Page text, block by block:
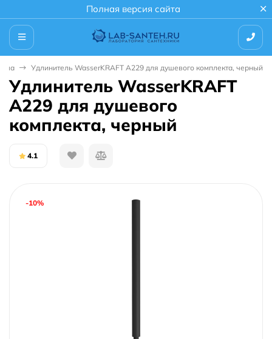
Полная версия сайта
Удлинитель WasserKRAFT A229 для душевого комплекта, черный
Удлинитель WasserKRAFT
A229 для душевого
комплекта, черный
4.1
-10%